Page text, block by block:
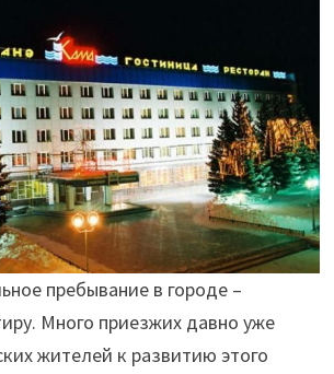
пребывание в городе –
Много приезжих давно уже
жителей к развитию этого